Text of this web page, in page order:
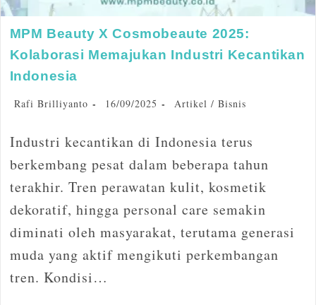
MPM Beauty X Cosmobeaute 2025:
Kolaborasi Memajukan Industri Kecantikan
Indonesia
Rafi Brilliyanto 16/09/2025 Artikel / Bisnis
Industri kecantikan di Indonesia terus
berkembang pesat dalam beberapa tahun
terakhir. Tren perawatan kulit, kosmetik
dekoratif, hingga personal care semakin
diminati oleh masyarakat, terutama generasi
muda yang aktif mengikuti perkembangan
tren. Kondisi…